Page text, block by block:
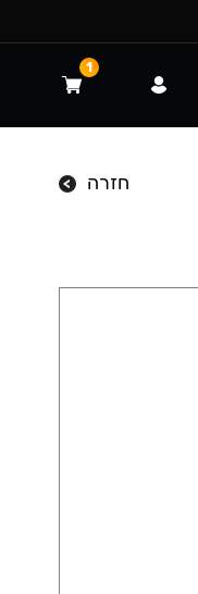
חזרה
1